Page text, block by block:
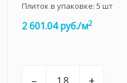
Плиток в упаковке: 5 шт
2 601.04 руб./м2